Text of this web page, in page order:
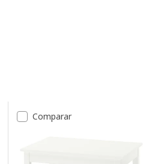
diversidad de
por lo que puedes elegir un juego
Comparar